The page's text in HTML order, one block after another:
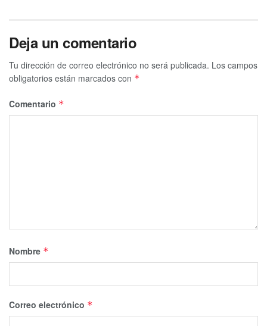
Deja un comentario
Tu dirección de correo electrónico no será publicada. Los campos
obligatorios están marcados con *
Comentario *
Nombre *
Correo electrónico *